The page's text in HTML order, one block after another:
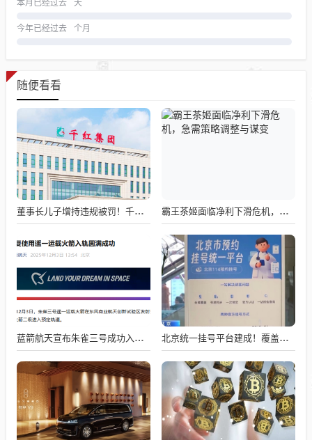
本月已经过去 天
今年已经过去 个月
随便看看
董事长儿子增持违规被罚！千红制药市值128亿，半年净赚2.58亿却踩雷信托5年 霸王茶姬面临净利下滑危机，急需策略调整与谋变
蓝箭航天宣布朱雀三号成功入轨，技术突破五大项，深入排查回收失败原因 北京统一挂号平台建成！覆盖近300家二三甲医院号源